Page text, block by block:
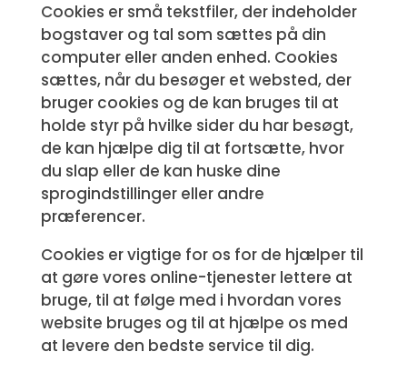
Cookies er små tekstfiler, der indeholder
bogstaver og tal som sættes på din
computer eller anden enhed. Cookies
sættes, når du besøger et websted, der
bruger cookies og de kan bruges til at
holde styr på hvilke sider du har besøgt,
de kan hjælpe dig til at fortsætte, hvor
du slap eller de kan huske dine
sprogindstillinger eller andre
præferencer.
Cookies er vigtige for os for de hjælper til
at gøre vores online-tjenester lettere at
bruge, til at følge med i hvordan vores
website bruges og til at hjælpe os med
at levere den bedste service til dig.